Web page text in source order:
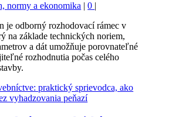
normy a ekonomika |0 |
je odborný rozhodovací rámec v
na základe technických noriem,
a dát umožňuje porovnateľné
rozhodnutia počas celého